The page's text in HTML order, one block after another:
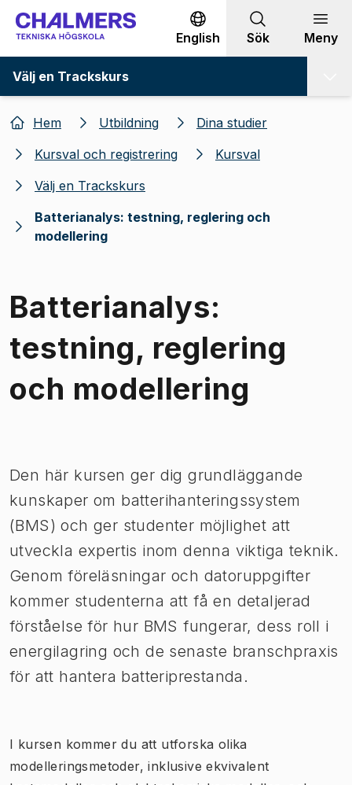
Gå till innehållet
English Sök Meny
Välj en Trackskurs
Hem Utbildning
Dina studier
Kursval och registrering
Kursval
Välj en Trackskurs
Batterianalys: testning, reglering och
modellering
Batterianalys:
testning, reglering
och modellering
Den här kursen ger dig grundläggande
kunskaper om batterihanteringssystem
(BMS) och ger studenter möjlighet att
utveckla expertis inom denna viktiga teknik.
Genom föreläsningar och datoruppgifter
kommer studenterna att få en detaljerad
förståelse för hur BMS fungerar, dess roll i
energilagring och de senaste branschpraxis
för att hantera batteriprestanda.
I kursen kommer du att utforska olika
modelleringsmetoder, inklusive ekvivalent